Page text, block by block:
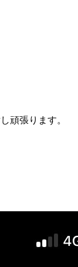
頑張ります。